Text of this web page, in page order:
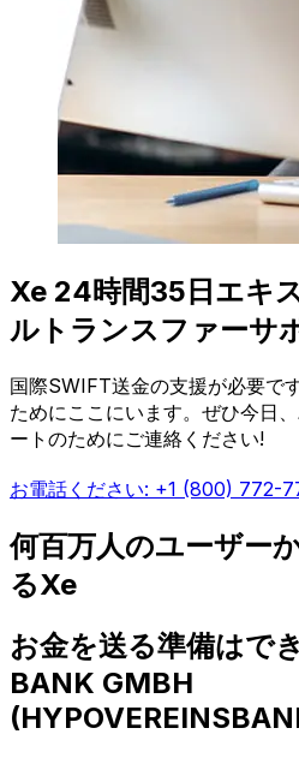
Xe 24時間35日エキ
ルトランスファーサ
国際SWIFT送金の支援が必要で
ためにここにいます。ぜひ今日
ートのためにご連絡ください!
お電話ください: +1 (800) 772-
何百万人のユーザー
るXe
お金を送る準備はで
BANK GMBH